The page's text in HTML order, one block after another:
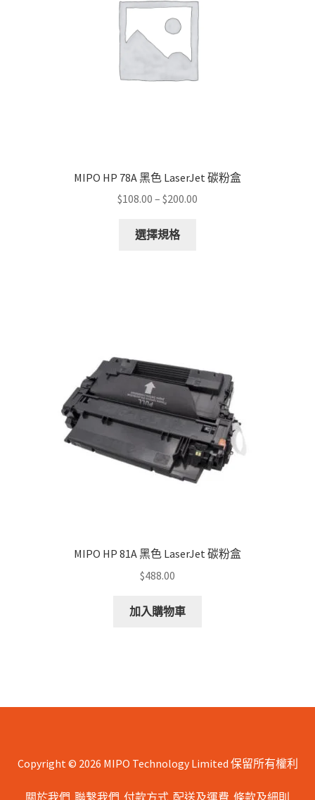
MIPO HP 78A 黑色 LaserJet 碳粉盒
$108.00 – $200.00
選擇規格
be
chosen
on
the
product
page
MIPO HP 81A 黑色 LaserJet 碳粉盒
$488.00
加入購物車
Copyright © 2026 MIPO Technology Limited 保留所有權利
關於我們 聯繫我們 付款方式 配送及運費 條款及細則